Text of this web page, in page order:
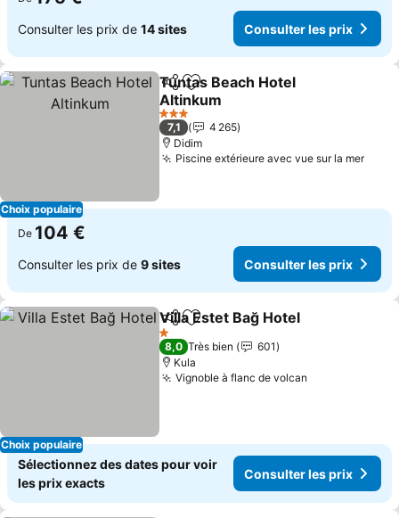
Consulter les prix de 14 sites Consulter les prix
Choix populaire
PartagerAjouter à mes favoris
Tuntas Beach Hotel
Altinkum
3 Étoiles
7,1
4 265
Didim
Piscine extérieure avec vue sur la mer
De 104 €
Consulter les prix de 9 sites Consulter les prix
Choix populaire
PartagerAjouter à mes favoris
Villa Estet Bağ Hotel
1 Étoiles
8,0 Très bien
601
Kula
Vignoble à flanc de volcan
Sélectionnez des dates pour voir
les prix exacts
Consulter les prix